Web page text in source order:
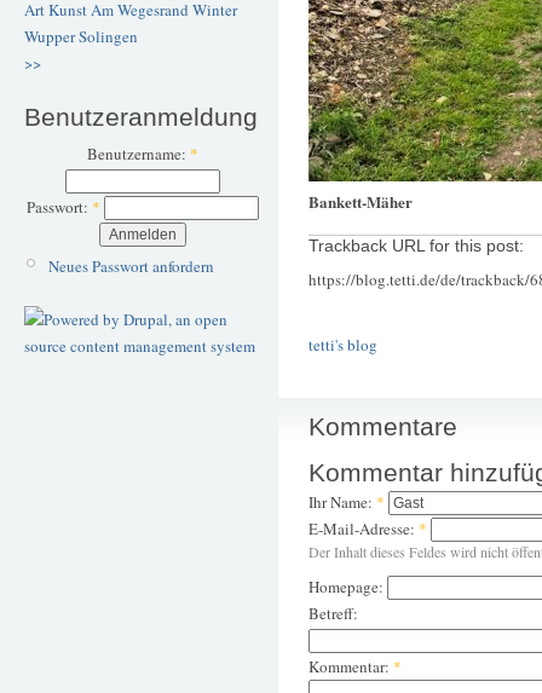
ArtKunstAm Wegesrand Winter
WupperSolingen
>>
Benutzeranmeldung
Benutzername: *
Passwort: *
Neues Passwort anfordern
Bankett-Mäher
Trackback URL for this post:
https://blog.tetti.de/de/trackback/
tetti's blog
Kommentare
Kommentar
Ihr Name: *
E-Mail-Adresse: *
Der Inhalt dieses Feldes wird nicht
Homepage:
Betreff:
Kommentar: *